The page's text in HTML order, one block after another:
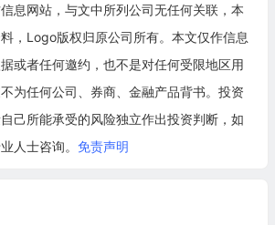
息网站，与文中所列公司无任何关联，本
，Logo版权归原公司所有。本文仅作信息
或者任何邀约，也不是对任何受限地区用
为任何公司、券商、金融产品背书。投资
己所能承受的风险独立作出投资判断，如
人士咨询。 免责声明